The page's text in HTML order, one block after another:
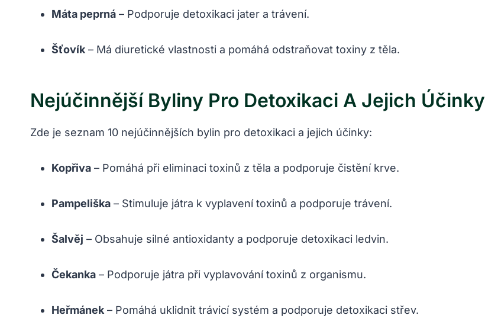
Máta peprná – Podporuje detoxikaci jater a trávení.
Šťovík – Má diuretické vlastnosti a pomáhá odstraňovat toxiny z těla.
Nejúčinnější Byliny Pro Detoxikaci A Jejich Účinky
Zde je seznam 10 nejúčinnějších bylin pro detoxikaci a jejich účinky:
Kopřiva – Pomáhá při eliminaci toxinů z těla a podporuje čistění krve.
Pampeliška – Stimuluje játra k vyplavení toxinů a podporuje trávení.
Šalvěj – Obsahuje silné antioxidanty a podporuje detoxikaci ledvin.
Čekanka – Podporuje játra při vyplavování toxinů z organismu.
Heřmánek – Pomáhá uklidnit trávicí systém a podporuje detoxikaci střev.